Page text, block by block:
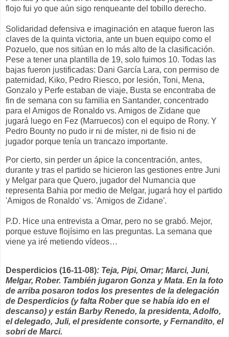
flojo fui yo que aún sigo renqueante del tobillo derecho.
Solidaridad defensiva e imaginación en ataque fueron las
claves de la quinta victoria, ante un buen equipo como el
Pozuelo, que nos sitúan en lo más alto de la clasificación.
Pese a tener una plantilla de 19, solo fuimos 10. Todas las
bajas fueron justificadas: Dani García Lara, con permiso de
paternidad, Kiko, Pedro Riesco, por lesión, Toni, Mena,
Gonzalo y Perfe estaban de viaje, Busta se encontraba de
fin de semana con su familia en Santander, concentrado
para el Amigos de Ronaldo vs. Amigos de Zidane que
jugará luego en Fez (Marruecos) con el equipo de Rony. Y
Pedro Bounty no pudo ir ni de míster, ni de fisio ni de
jugador porque tenía un trancazo importante.
Por cierto, sin perder un ápice la concentración, antes,
durante y tras el partido se hicieron las gestiones entre Juni
y Melgar para que Quero, jugador del Numancia que
representa Bahia por medio de Melgar, jugará hoy el partido
'Amigos de Ronaldo' vs. 'Amigos de Zidane'.
P.D. Hice una entrevista a Omar, pero no se grabó. Mejor,
porque estuve flojísimo en las preguntas. La semana que
viene ya iré metiendo vídeos…
Desperdicios (16-11-08): Teja, Pipi, Omar; Marci, Juni,
Melgar, Rober. También jugaron Gonza y Mata. En la foto
de arriba posaron todos los presentes de la delegación
de Desperdicios (y falta Rober que se había ido en el
descanso) y están Barby Renedo, la presidenta, Adolfo,
el delegado, Juli, el presidente consorte, y Fernandito, el
sobri de Marci.